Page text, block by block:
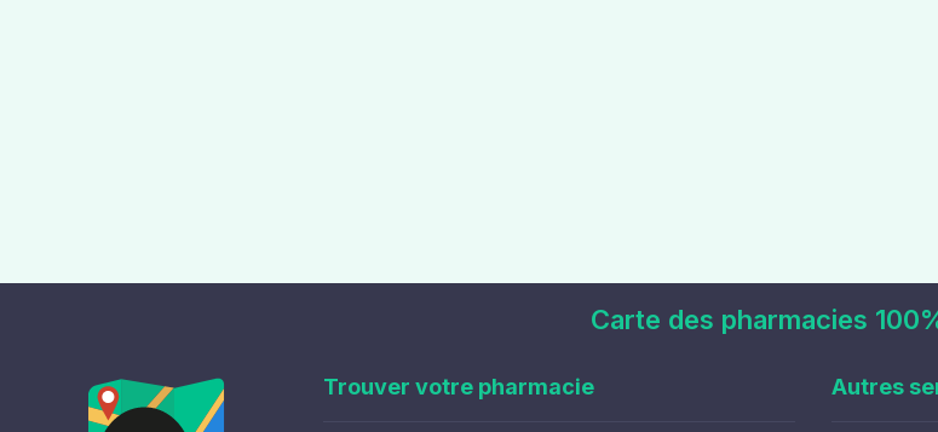
Carte des pharmacies
Trouver votre pharmacie Autres